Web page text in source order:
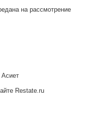
на рассмотрение
Restate.ru